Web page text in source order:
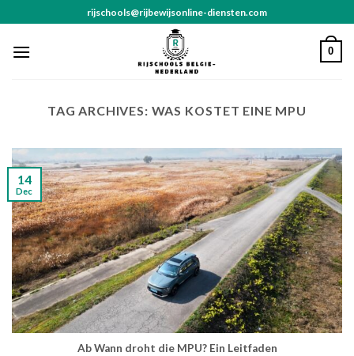
to
content
rijschools@rijbewijsonline-diensten.com
0
TAG ARCHIVES: WAS KOSTET EINE MPU
Ab Wann droht die MPU? Ein Leitfaden
14
Dec